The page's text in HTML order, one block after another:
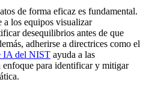
de forma eficaz es fundamental.
a los equipos visualizar
desequilibrios antes de que
adherirse a directrices como el
IA del NIST ayuda a las
enfoque para identificar y mitigar